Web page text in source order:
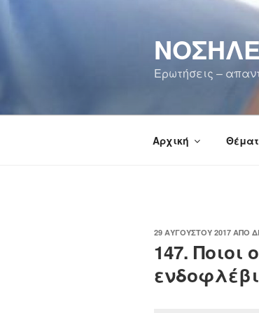
Ερωτήσεις –
Αρχική
ΔΗΜΟΣΙΕΎΤΗΚΕ
29 ΑΥΓΟΎΣΤΟΥ 2017 ΑΠΌ
147. Ποιοι